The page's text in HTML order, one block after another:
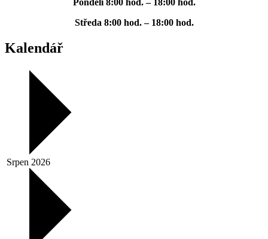
Pondělí 8:00 hod. – 18:00 hod.
Středa 8:00 hod. – 18:00 hod.
Kalendář
Srpen 2026